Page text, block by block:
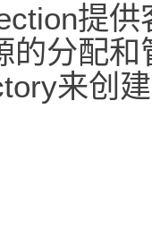
提供
的分配
来创